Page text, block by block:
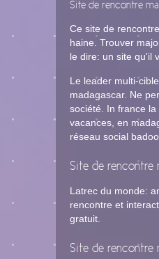
Site de rencontre
Ce site de
haine. Trouver
le dire: un site qu'il
Le leader multi-
madagascar. Ne
société. In france
vacances, en
réseau social badoo.
Site de rencontre
Latrec du monde:
rencontre et
gratuit.
Site de rencontre